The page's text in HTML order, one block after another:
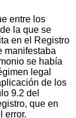
entre los
la que se
en el Registro
manifestaba
se había
legal
de los
9.2 del
que en
error.